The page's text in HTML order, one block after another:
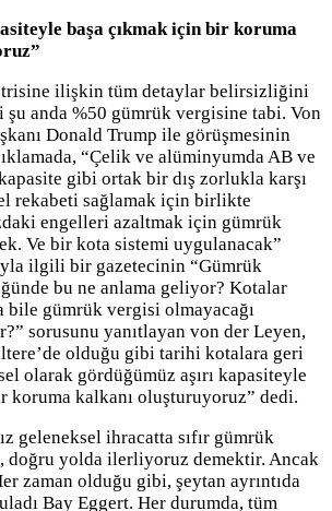
başa çıkmak için bir koruma
ilişkin tüm detaylar belirsizliğini
anda %50 gümrük vergisine tabi. Von
Donald Trump ile görüşmesinin
“Çelik ve alüminyumda AB ve
gibi ortak bir dış zorlukla karşı
rekabeti sağlamak için birlikte
engelleri azaltmak için gümrük
Ve bir kota sistemi uygulanacak”
ilgili bir gazetecinin “Gümrük
bu ne anlama geliyor? Kotalar
bile gümrük vergisi olmayacağı
sorusunu yanıtlayan von der Leyen,
olduğu gibi tarihi kotalara geri
olarak gördüğümüz aşırı kapasiteyle
koruma kalkanı oluşturuyoruz” dedi.
geleneksel ihracatta sıfır gümrük
doğru yolda ilerliyoruz demektir. Ancak
zaman olduğu gibi, şeytan ayrıntıda
Bay Eggert. Her durumda, tüm